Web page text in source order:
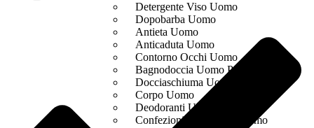
Detergente Viso Uomo
Dopobarba Uomo
Antieta Uomo
Anticaduta Uomo
Contorno Occhi Uomo
Bagnodoccia Uomo Profumi
Docciaschiuma Uomo
Corpo Uomo
Deodoranti Uomo
Confezioni Trattamenti Uomo